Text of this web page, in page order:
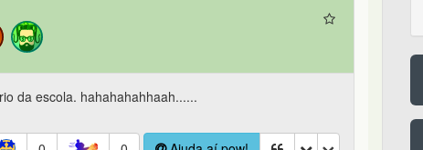
da escola. hahahahahhaah......